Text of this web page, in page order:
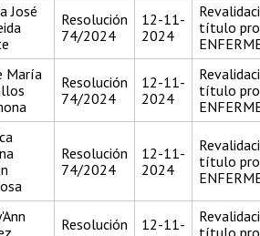
José
Resolución
74/2024
12-11-
2024
título
María
Resolución
74/2024
12-11-
2024
título
Resolución
74/2024
12-11-
2024
título
Resolución
12-11-